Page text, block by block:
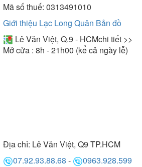
Mã số thuế: 0313491010
Giới thiệu Lạc Long Quân Bản đồ
Lê Văn Việt, Q.9 - HCMchi tiết >>
Mở cửa : 8h - 21h00 (kể cả ngày lễ)
Địa chỉ: Lê Văn Việt, Q9 TP.HCM
07.92.93.88.68 -
0963.928.599